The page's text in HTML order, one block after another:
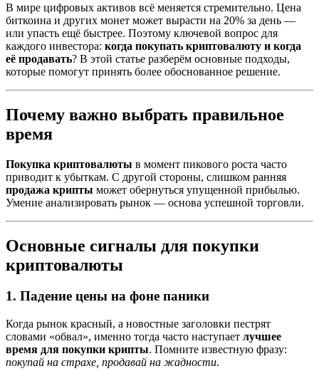
В мире цифровых активов всё меняется стремительно. Цена
биткоина и других монет может вырасти на 20% за день —
или упасть ещё быстрее. Поэтому ключевой вопрос для
каждого инвестора: когда покупать криптовалюту и когда
её продавать? В этой статье разберём основные подходы,
которые помогут принять более обоснованное решение.
Почему важно выбрать правильное
время
Покупка криптовалюты в момент пикового роста часто
приводит к убыткам. С другой стороны, слишком ранняя
продажа крипты может обернуться упущенной прибылью.
Умение анализировать рынок — основа успешной торговли.
Основные сигналы для покупки
криптовалюты
1. Падение цены на фоне паники
Когда рынок красный, а новостные заголовки пестрят
словами «обвал», именно тогда часто наступает лучшее
время для покупки крипты. Помните известную фразу:
покупай на страхе, продавай на жадности.